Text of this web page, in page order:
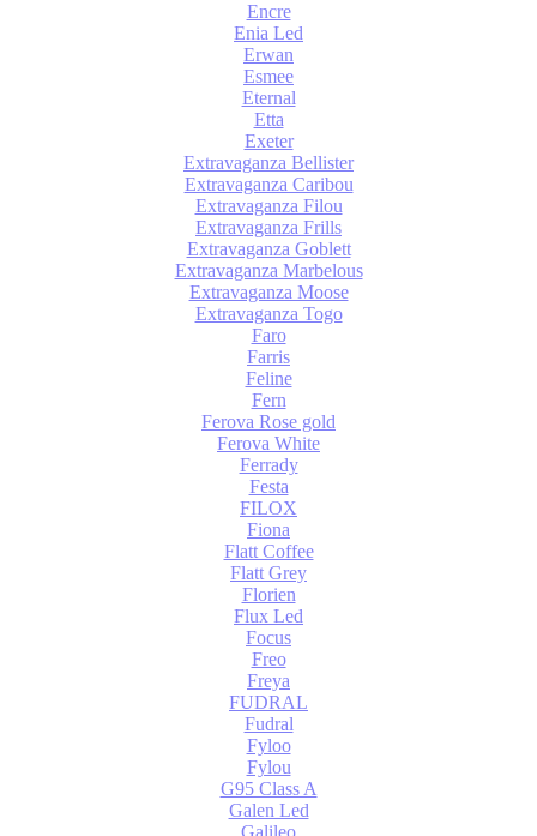
Encre
Enia Led
Erwan
Esmee
Eternal
Etta
Exeter
Extravaganza Bellister
Extravaganza Caribou
Extravaganza Filou
Extravaganza Frills
Extravaganza Goblett
Extravaganza Marbelous
Extravaganza Moose
Extravaganza Togo
Faro
Farris
Feline
Fern
Ferova Rose gold
Ferova White
Ferrady
Festa
FILOX
Fiona
Flatt Coffee
Flatt Grey
Florien
Flux Led
Focus
Freo
Freya
FUDRAL
Fudral
Fyloo
Fylou
G95 Class A
Galen Led
Galileo